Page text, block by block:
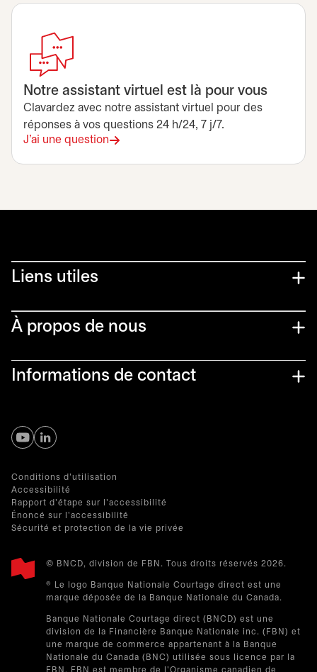
Notre assistant virtuel est là pour vous
Clavardez avec notre assistant virtuel pour des
réponses à vos questions 24 h/24, 7 j/7.
J'ai une question
Liens utiles​
À propos de nous
Informations de contact
s’ouvre dans un nouvel onglet
s’ouvre dans un nouvel onglet
Conditions d'utilisation
Accessibilité
Rapport d'étape sur l'accessibilité
Énoncé sur l'accessibilité
Sécurité et protection de la vie privée
© BNCD, division de FBN. Tous droits réservés 2026.
® Le logo Banque Nationale Courtage direct est une
marque déposée de la Banque Nationale du Canada.
Banque Nationale Courtage direct (BNCD) est une
division de la Financière Banque Nationale inc. (FBN) et
une marque de commerce appartenant à la Banque
Nationale du Canada (BNC) utilisée sous licence par la
FBN. FBN est membre de l'Organisme canadien de